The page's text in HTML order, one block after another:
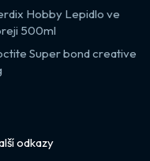
Hobby Lepidlo ve
500ml
Super bond creative
odkazy